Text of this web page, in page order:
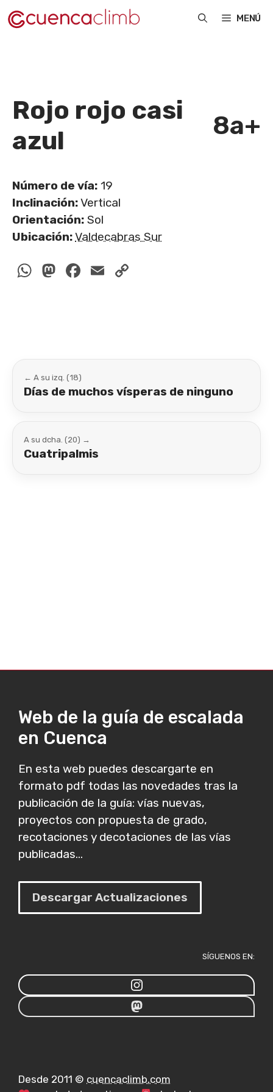
Saltar
al
MENÚ
Rojo rojo casi
azul
8a+
Número de vía: 19
Inclinación:Vertical
Orientación: Sol
Ubicación:Valdecabras Sur
WhatsApp
Mastodon
Facebook
Email
← A su izq. (18)
Días de muchos vísperas de ninguno
A su dcha. (20) →
Cuatripalmis
Web de la guía de escalada
en Cuenca
En esta web puedes descargarte en
formato pdf todas las novedades tras la
publicación de la guía: vías nuevas,
proyectos con propuesta de grado,
recotaciones y decotaciones de las vías
publicadas...
Descargar Actualizaciones
SÍGUENOS EN:
Desde 2011 © cuencaclimb.com